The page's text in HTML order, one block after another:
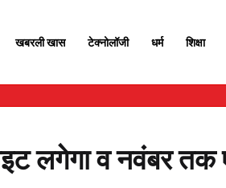
खबरली खास टेक्नोलॉजी धर्म शिक्षा
लगेगा व नवंबर तक